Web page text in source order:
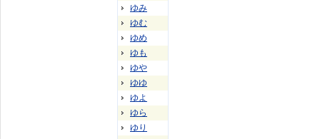
ゆみ
ゆむ
ゆめ
ゆも
ゆや
ゆゆ
ゆよ
ゆら
ゆり